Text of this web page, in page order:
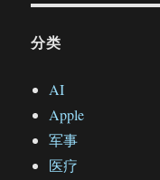
分类
AI
Apple
军事
医疗